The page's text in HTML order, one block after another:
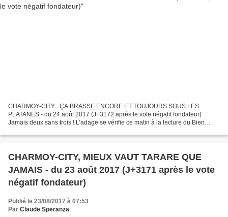
CHARMOY-CITY : ÇA BRASSE ENCORE ET TOUJOURS SOUS LES
PLATANES - du 24 août 2017 (J+3172 après le vote négatif fondateur)
Jamais deux sans trois ! L’adage se vérifie ce matin à la lecture du Bien
CHARMOY-CITY, MIEUX VAUT TARARE QUE
JAMAIS - du 23 août 2017 (J+3171 après le vote
négatif fondateur)
Publié le 23/08/2017 à 07:53
Par Claude Speranza